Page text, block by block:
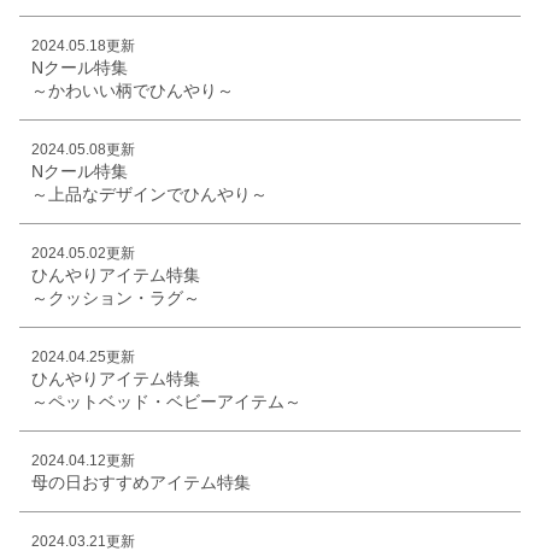
2024.05.18更新
Nクール特集
～かわいい柄でひんやり～
2024.05.08更新
Nクール特集
～上品なデザインでひんやり～
2024.05.02更新
ひんやりアイテム特集
～クッション・ラグ～
2024.04.25更新
ひんやりアイテム特集
～ペットベッド・ベビーアイテム～
2024.04.12更新
母の日おすすめアイテム特集
2024.03.21更新